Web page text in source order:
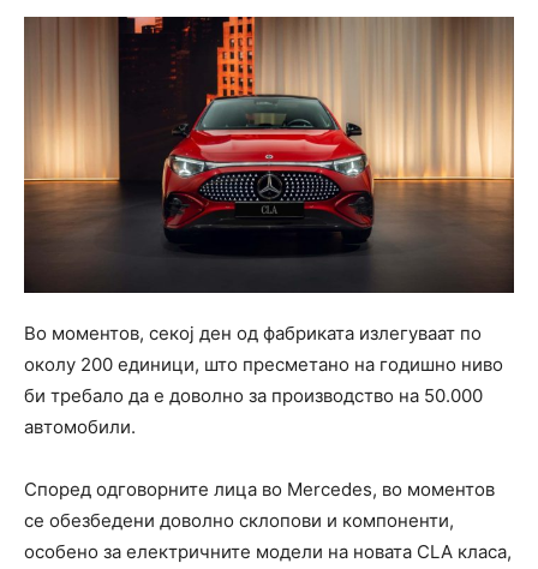
Во моментов, секој ден од фабриката излегуваат по
околу 200 единици, што пресметано на годишно ниво
би требало да е доволно за производство на 50.000
автомобили.
Според одговорните лица во Mercedes, во моментов
се обезбедени доволно склопови и компоненти,
особено за електричните модели на новата CLA класа,